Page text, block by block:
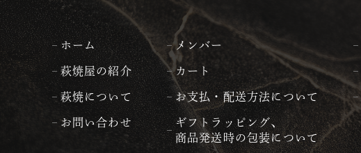
ホーム
萩焼屋の紹介
萩焼について
お問い合わせ
メンバー
カート
お支払・配送方法について
ギフトラッピング、
商品発送時の包装について